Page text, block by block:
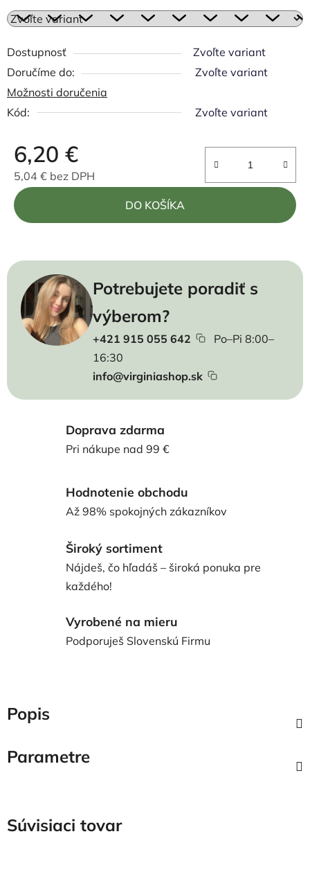
Dostupnosť
Zvoľte variant
Zvoľte variant
Možnosti doručenia
Kód:
Zvoľte variant
6,20 €
5,04 € bez DPH
Jednotková cena:
DO KOŠÍKA
Potrebujete poradiť s
výberom?
+421 915 055 642
Po–Pi 8:00–
16:30
info@virginiashop.sk
Doprava zdarma
Pri nákupe nad 99 €
Hodnotenie obchodu
Až 98% spokojných zákazníkov
Široký sortiment
Nájdeš, čo hľadáš – široká ponuka pre
každého!
Vyrobené na mieru
Podporuješ Slovenskú Firmu
Popis
Parametre
Súvisiaci tovar